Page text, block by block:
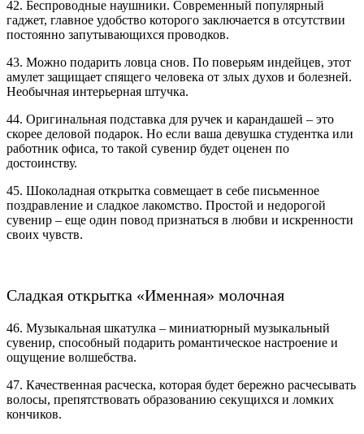
42. Беспроводные наушники. Современный популярный
гаджет, главное удобство которого заключается в отсутствии
постоянно запутывающихся проводков.
43. Можно подарить ловца снов. По поверьям индейцев, этот
амулет защищает спящего человека от злых духов и болезней.
Необычная интерьерная штучка.
44. Оригинальная подставка для ручек и карандашей – это
скорее деловой подарок. Но если ваша девушка студентка или
работник офиса, то такой сувенир будет оценен по
достоинству.
45. Шоколадная открытка совмещает в себе письменное
поздравление и сладкое лакомство. Простой и недорогой
сувенир – еще один повод признаться в любви и искренности
своих чувств.
Сладкая открытка «Именная» молочная
46. Музыкальная шкатулка – миниатюрный музыкальный
сувенир, способный подарить романтическое настроение и
ощущение волшебства.
47. Качественная расческа, которая будет бережно расчесывать
волосы, препятствовать образованию секущихся и ломких
кончиков.